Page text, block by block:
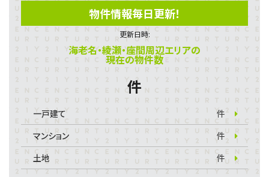
物件情報毎日更新！
更新日時:
海老名・綾瀬・座間周辺エリアの
現在の物件数
件
一戸建て
件
マンション
件
土地
件